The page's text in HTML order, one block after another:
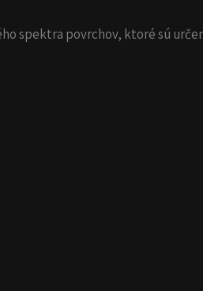
spektra povrchov, ktoré sú